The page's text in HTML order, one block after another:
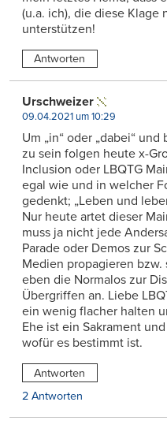
(u.a. ich), die diese
unterstützen!
Antworten
Urschweizer
09.04.2021 um 10:29
Um „in“ oder „dabei“
zu sein folgen heute x-
Inclusion oder LBQTG
egal wie und in welcher
gedenkt; „Leben und
Nur heute artet dieser
muss ja nicht jede
Parade oder Demos zur
Medien propagieren
eben die Normalos zur
Übergriffen an. Liebe
ein wenig flacher halten
Ehe ist ein Sakrament
wofür es bestimmt ist.
Antworten
2 Antworten